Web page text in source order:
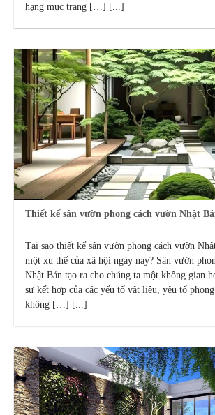
hạng mục trang […] [...]
Thiết kế sân vườn phong cách vườn Nhật
Tại sao thiết kế sân vườn phong cách vườn
một xu thế của xã hội ngày nay? Sân vườn
Nhật Bản tạo ra cho chúng ta một không gian
sự kết hợp của các yếu tố vật liệu, yêu tố
không […] [...]